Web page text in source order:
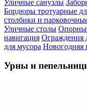
Уличные санузлы
Бордюры тротуарные
столбики и
Уличные столы
навигация Ограждения
для мусора Новогодняя
Урны и